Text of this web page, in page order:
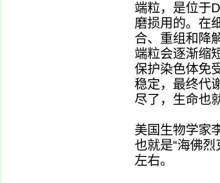
端粒，是位于
磨损用的。在
合、重组和降
端粒会逐渐缩
保护染色体免
稳定，最终代
尽了，生命也
美国生物学家
也就是“海佛
左右。